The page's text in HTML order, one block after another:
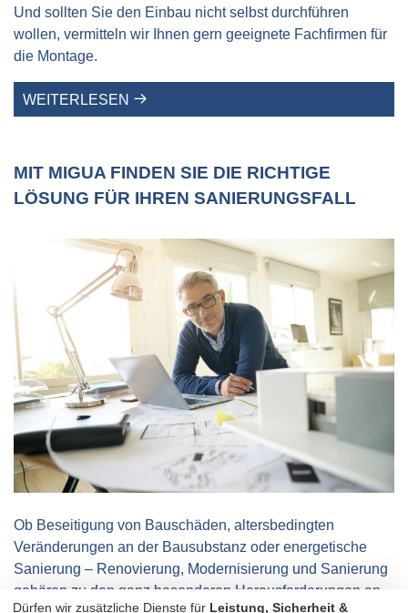
Und sollten Sie den Einbau nicht selbst durchführen
wollen, vermitteln wir Ihnen gern geeignete Fachfirmen für
die Montage.
WEITERLESEN
MIT MIGUA FINDEN SIE DIE RICHTIGE
LÖSUNG FÜR IHREN SANIERUNGSFALL
Ob Beseitigung von Bauschäden, altersbedingten
Veränderungen an der Bausubstanz oder energetische
Sanierung – Renovierung, Modernisierung und Sanierung
gehören zu den ganz besonderen Herausforderungen an
Dürfen wir zusätzliche Dienste für Leistung, Sicherheit &